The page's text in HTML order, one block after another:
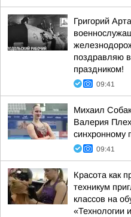
Григорий
поздравляю
праздником!
09:41
Михаил
Валерия
синхронному
09:41
Красота как
техникум
классов на
«Технологии